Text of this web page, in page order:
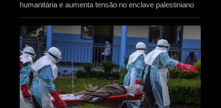
humanitária e aumenta tensão no enclave palestiniano